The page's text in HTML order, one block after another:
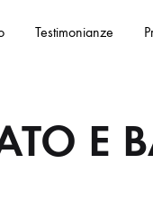
Testimonianze
E